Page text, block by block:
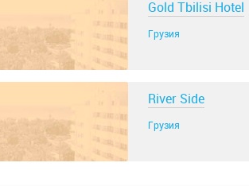
Gold Tbilisi Hotel
Грузия
River Side
Грузия